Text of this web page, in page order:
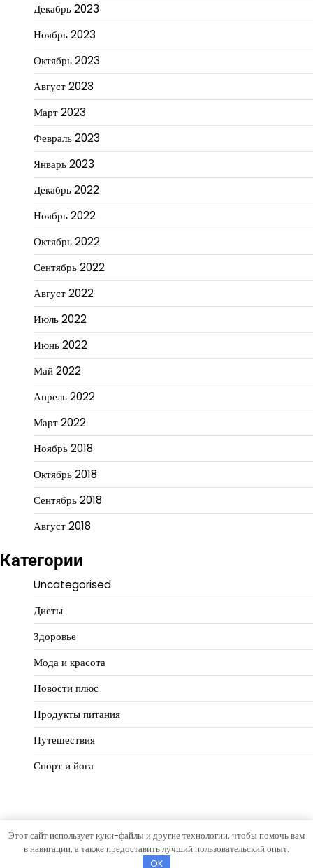
Декабрь 2023
Ноябрь 2023
Октябрь 2023
Август 2023
Март 2023
Февраль 2023
Январь 2023
Декабрь 2022
Ноябрь 2022
Октябрь 2022
Сентябрь 2022
Август 2022
Июль 2022
Июнь 2022
Май 2022
Апрель 2022
Март 2022
Ноябрь 2018
Октябрь 2018
Сентябрь 2018
Август 2018
Категории
Uncategorised
Диеты
Здоровье
Мода и красота
Новости плюс
Продукты питания
Путешествия
Спорт и йога
Copyright © 2026Идеальный балансТема Hourly News от
Этот сайт использует куки-файлы и другие технологии, чтобы помочь вам
в навигации, а также предоставить лучший пользовательский опыт.
OK